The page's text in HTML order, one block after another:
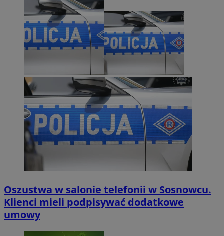
Oszustwa w salonie telefonii w Sosnowcu.
Klienci mieli podpisywać dodatkowe
umowy